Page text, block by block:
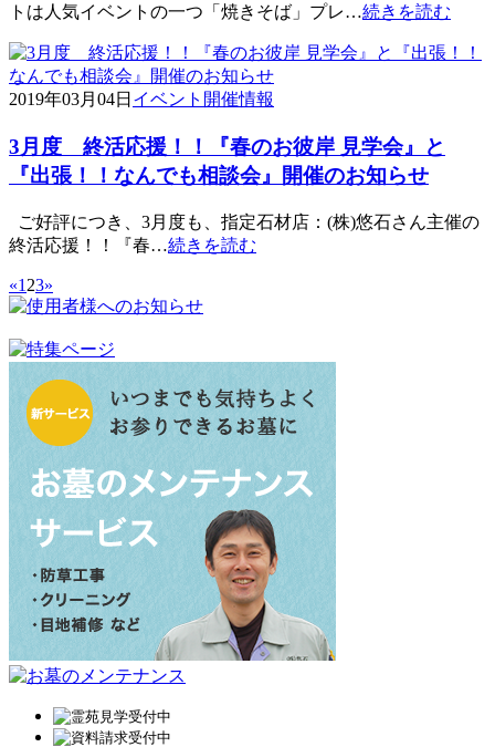
トは人気イベントの一つ「焼きそば」プレ…続きを読む
2019年03月04日 イベント開催情報
3月度 終活応援！！『春のお彼岸 見学会』と
『出張！！なんでも相談会』開催のお知らせ
ご好評につき、3月度も、指定石材店：(株)悠石さん主催の
終活応援！！『春…続きを読む
«1 23»